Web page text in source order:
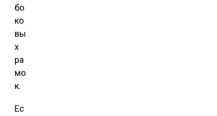
бо
ко
вы
х
ра
мо
к.
Ес